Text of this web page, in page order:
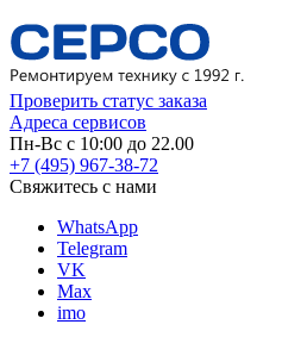
Проверить статус заказа
Адреса сервисов
Пн-Вс с 10:00 до 22.00
+7 (495) 967-38-72
Свяжитесь с нами
WhatsApp
Telegram
VK
Max
imo